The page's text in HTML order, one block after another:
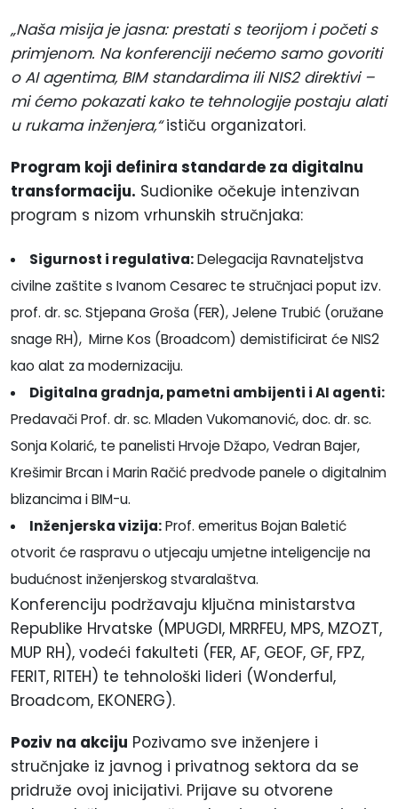
„Naša misija je jasna: prestati s teorijom i početi s
primjenom. Na konferenciji nećemo samo govoriti
o AI agentima, BIM standardima ili NIS2 direktivi –
mi ćemo pokazati kako te tehnologije postaju alati
u rukama inženjera,“ističu organizatori.
Program koji definira standarde za digitalnu
transformaciju. Sudionike očekuje intenzivan
program s nizom vrhunskih stručnjaka:
Sigurnost i regulativa:Delegacija Ravnateljstva
civilne zaštite s Ivanom Cesarec te stručnjaci poput izv.
prof. dr. sc. Stjepana Groša (FER), Jelene Trubić (oružane
snage RH), Mirne Kos (Broadcom) demistificirat će NIS2
kao alat za modernizaciju.
Digitalna gradnja, pametni ambijenti i AI agenti:
Predavači Prof. dr. sc. Mladen Vukomanović, doc. dr. sc.
Sonja Kolarić, te panelisti Hrvoje Džapo, Vedran Bajer,
Krešimir Brcan i Marin Račić predvode panele o digitalnim
blizancima i BIM-u.
Inženjerska vizija:Prof. emeritus Bojan Baletić
otvorit će raspravu o utjecaju umjetne inteligencije na
budućnost inženjerskog stvaralaštva.
Konferenciju podržavaju ključna ministarstva
Republike Hrvatske (MPUGDI, MRRFEU, MPS, MZOZT,
MUP RH), vodeći fakulteti (FER, AF, GEOF, GF, FPZ,
FERIT, RITEH) te tehnološki lideri (Wonderful,
Broadcom, EKONERG).
Poziv na akciju Pozivamo sve inženjere i
stručnjake iz javnog i privatnog sektora da se
pridruže ovoj inicijativi. Prijave su otvorene